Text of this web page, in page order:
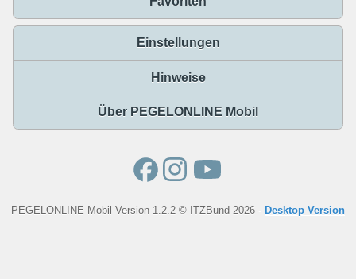
Einstellungen
Hinweise
Über PEGELONLINE Mobil
PEGELONLINE Mobil Version 1.2.2 © ITZBund 2026 - Desktop Version